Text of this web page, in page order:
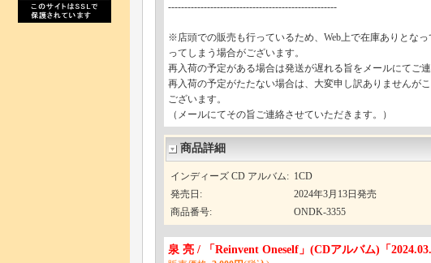
----------------------------------------------------
※店頭での販売も行っているため、Web上で在庫ありとな
ってしまう場合がございます。
再入荷の予定がある場合は発送が遅れる旨をメールにてご連
再入荷の予定がたたない場合は、大変申し訳ありませんが
ございます。
（メールにてその旨ご連絡させていただきます。）
商品詳細
インディーズ CD アルバム: 1CD
発売日 :
2024年3月13日発売
商品番号: ONDK-3355
泉 亮 / 「Reinvent Oneself」(CDアルバム)「